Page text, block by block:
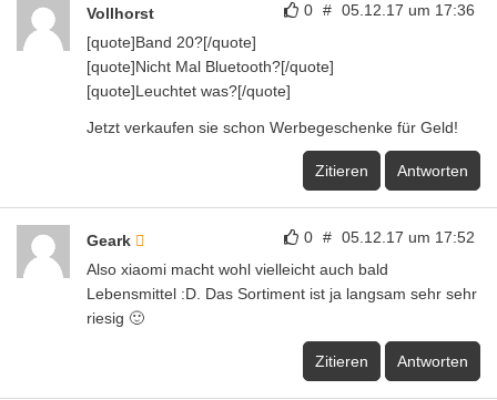
0 # 05.12.17 um 17:36
Vollhorst
[quote]Band 20?[/quote]
[quote]Nicht Mal Bluetooth?[/quote]
[quote]Leuchtet was?[/quote]
Jetzt verkaufen sie schon Werbegeschenke für Geld!
Zitieren Antworten
0 # 05.12.17 um 17:52
Geark
Also xiaomi macht wohl vielleicht auch bald
Lebensmittel :D. Das Sortiment ist ja langsam sehr sehr
riesig 🙂
Zitieren Antworten